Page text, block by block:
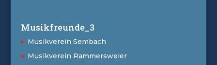
Musikfreunde_3
Musikverein Sembach
Musikverein Rammersweier